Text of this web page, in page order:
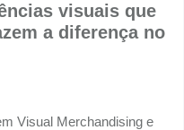
visuais que
a diferença no
Visual Merchandising e